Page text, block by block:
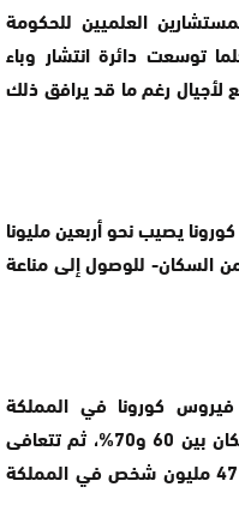
العلميين للحكومة
توسعت دائرة انتشار وباء
رغم ما قد يرافق ذلك
يصيب نحو أربعين مليونا
المملكة المتحدة -أي 60% من السكان- للوصول إلى مناعة
كورونا في المملكة
المتحدة أن تصاب نسبة كبيرة من السكان بين 60 و70%، ثم تتعافى
من المرض، ويعني هذا إصابة أكثر من 47 مليون شخص في المملكة